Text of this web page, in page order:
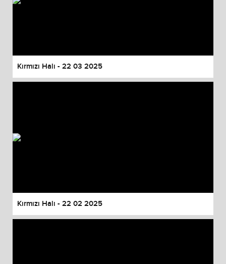
Kırmızı Halı - 22 03 2025
Kırmızı Halı - 22 02 2025